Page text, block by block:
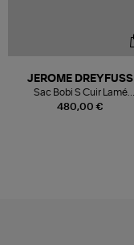
480,00 €
JEROME DREYFUSS
Sac Bobi S Cuir Lamé
Champagne